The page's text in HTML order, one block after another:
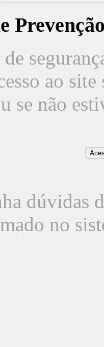
ao
se não
dúvidas
no